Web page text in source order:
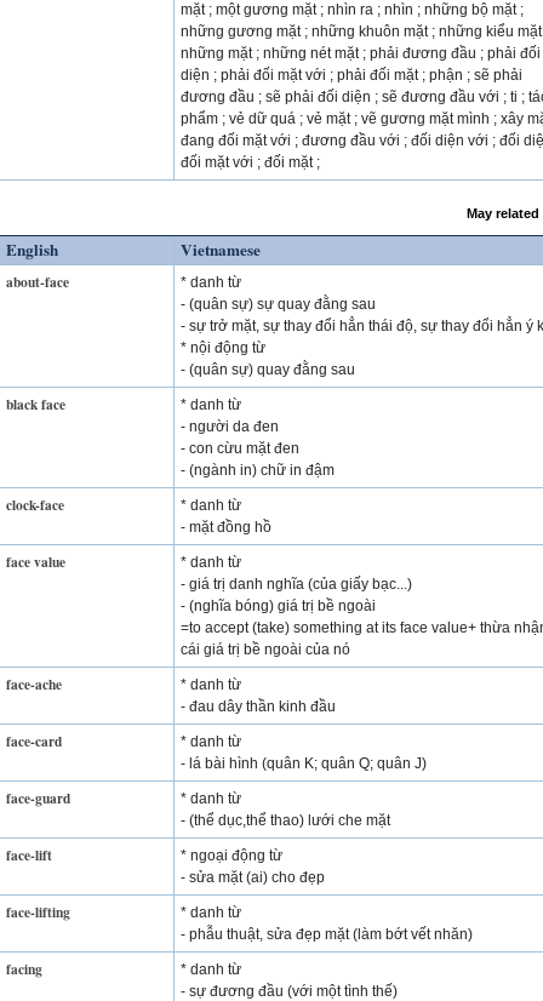
mặt ; một gương mặt ; nhìn ra ; nhìn ; những bộ mặt ;
những gương mặt ; những khuôn mặt ; những kiểu
những mặt ; những nét mặt ; phải đương đầu ; phải đối
diện ; phải đối mặt với ; phải đối mặt ; phận ; sẽ phải
đương đầu ; sẽ phải đối diện ; sẽ đương đầu với ; ti ;
phẩm ; vẻ dữ quá ; vẻ mặt ; vẽ gương mặt mình ; xây
đang đối mặt với ; đương đầu với ; đối diện với ; đối
đối mặt với ; đối mặt ;
May
English Vietnamese
about-face
* danh từ
- (quân sự) sự quay đằng sau
- sự trở mặt, sự thay đổi hẳn thái độ, sự thay đổi hẳn ý
* nội động từ
- (quân sự) quay đằng sau
black face
* danh từ
- người da đen
- con cừu mặt đen
- (ngành in) chữ in đậm
clock-face
* danh từ
- mặt đồng hồ
face value
* danh từ
- giá trị danh nghĩa (của giấy bạc...)
- (nghĩa bóng) giá trị bề ngoài
=to accept (take) something at its face value+ thừa
cái giá trị bề ngoài của nó
face-ache
* danh từ
- đau dây thần kinh đầu
face-card
* danh từ
- lá bài hình (quân K; quân Q; quân J)
face-guard
* danh từ
- (thể dục,thể thao) lưới che mặt
face-lift
* ngoại động từ
- sửa mặt (ai) cho đẹp
face-lifting
* danh từ
- phẫu thuật, sửa đẹp mặt (làm bớt vết nhăn)
facing
* danh từ
- sự đương đầu (với một tình thế)